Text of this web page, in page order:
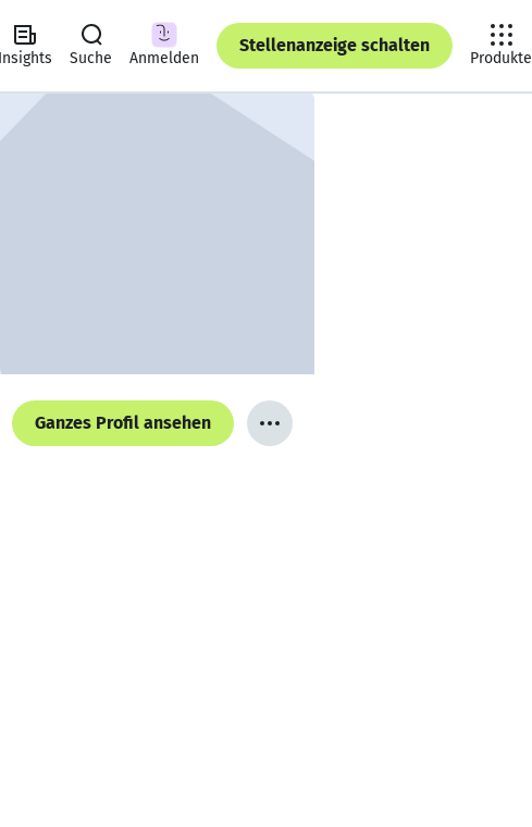
Insights Suche Anmelden
Stellenanzeige schalten
Produkte
Ganzes Profil ansehen